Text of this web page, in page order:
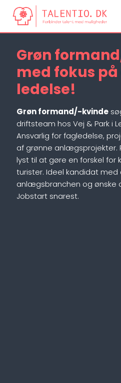
Grøn
med fokus
ledelse!
Grøn formand/-kvinde
driftsteam hos Vej & Park i
Ansvarlig for fagledelse,
af grønne anlægsprojekter.
lyst til at gøre en forskel for
turister. Ideel kandidat med
anlægsbranchen og ønske
Jobstart snarest.